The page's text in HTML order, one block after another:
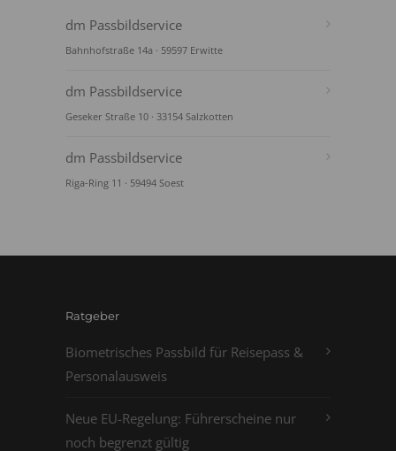
dm Passbildservice
Bahnhofstraße 14a · 59597 Erwitte
dm Passbildservice
Geseker Straße 10 · 33154 Salzkotten
dm Passbildservice
Riga-Ring 11 · 59494 Soest
Ratgeber
Biometrisches Passbild für Reisepass &
Personalausweis
Neue EU-Regelung: Führerscheine nur
noch begrenzt gültig